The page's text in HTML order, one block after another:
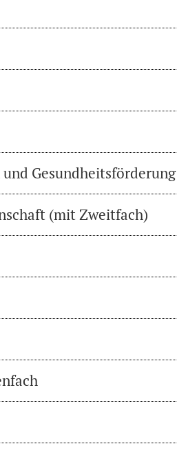
Gesundheitsförderung
(mit Zweitfach)